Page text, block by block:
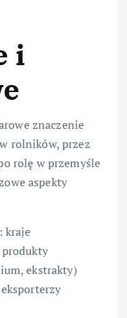
i
znaczenie
rolników, przez
rolę w przemyśle
aspekty
kraje
produkty
ekstrakty)